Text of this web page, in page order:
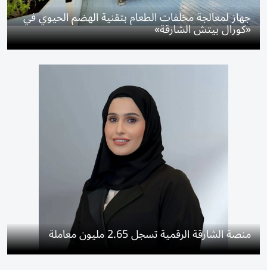
جهاز لمعالجة مخلفات الطعام بتقنية الهضم الحيوي في
«كورال بيتش الشارقة»
منصة الشارقة الرقمية تسجل 2.65 مليون معاملة